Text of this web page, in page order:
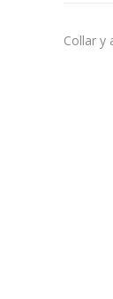
Collar y